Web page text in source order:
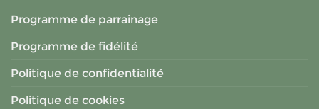
Programme de parrainage
Programme de fidélité
Politique de confidentialité
Politique de cookies